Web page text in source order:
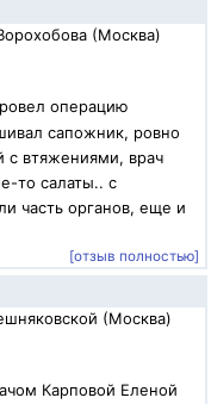
(Москва)
операцию
сапожник, ровно
с втяжениями, врач
то салаты.. с
часть органов, еще и
[отзыв полностью]
(Москва)
Карповой Еленой